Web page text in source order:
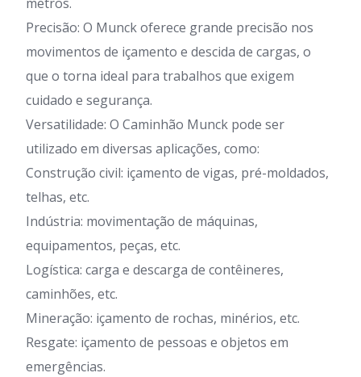
Precisão: O Munck oferece grande precisão nos
movimentos de içamento e descida de cargas, o
que o torna ideal para trabalhos que exigem
cuidado e segurança.
Versatilidade: O Caminhão Munck pode ser
utilizado em diversas aplicações, como:
Construção civil: içamento de vigas, pré-moldados,
telhas, etc.
Indústria: movimentação de máquinas,
equipamentos, peças, etc.
Logística: carga e descarga de contêineres,
caminhões, etc.
Mineração: içamento de rochas, minérios, etc.
Resgate: içamento de pessoas e objetos em
emergências.